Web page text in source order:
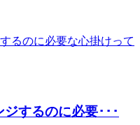
するのに必要･･･